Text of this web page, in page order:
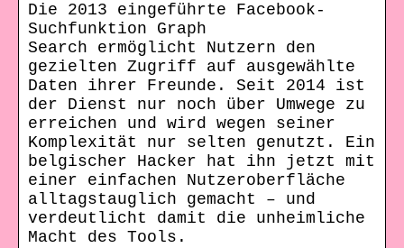
Die 2013 eingeführte Facebook-
Suchfunktion Graph
Search ermöglicht Nutzern den
gezielten Zugriff auf ausgewählte
Daten ihrer Freunde. Seit 2014 ist
der Dienst nur noch über Umwege zu
erreichen und wird wegen seiner
Komplexität nur selten genutzt. Ein
belgischer Hacker hat ihn jetzt mit
einer einfachen Nutzeroberfläche
alltagstauglich gemacht – und
verdeutlicht damit die unheimliche
Macht des Tools.